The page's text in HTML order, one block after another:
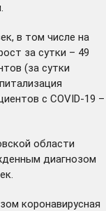
в том числе на
за сутки – 49
(за сутки
с COVID-19 –
области
диагнозом
коронавирусная